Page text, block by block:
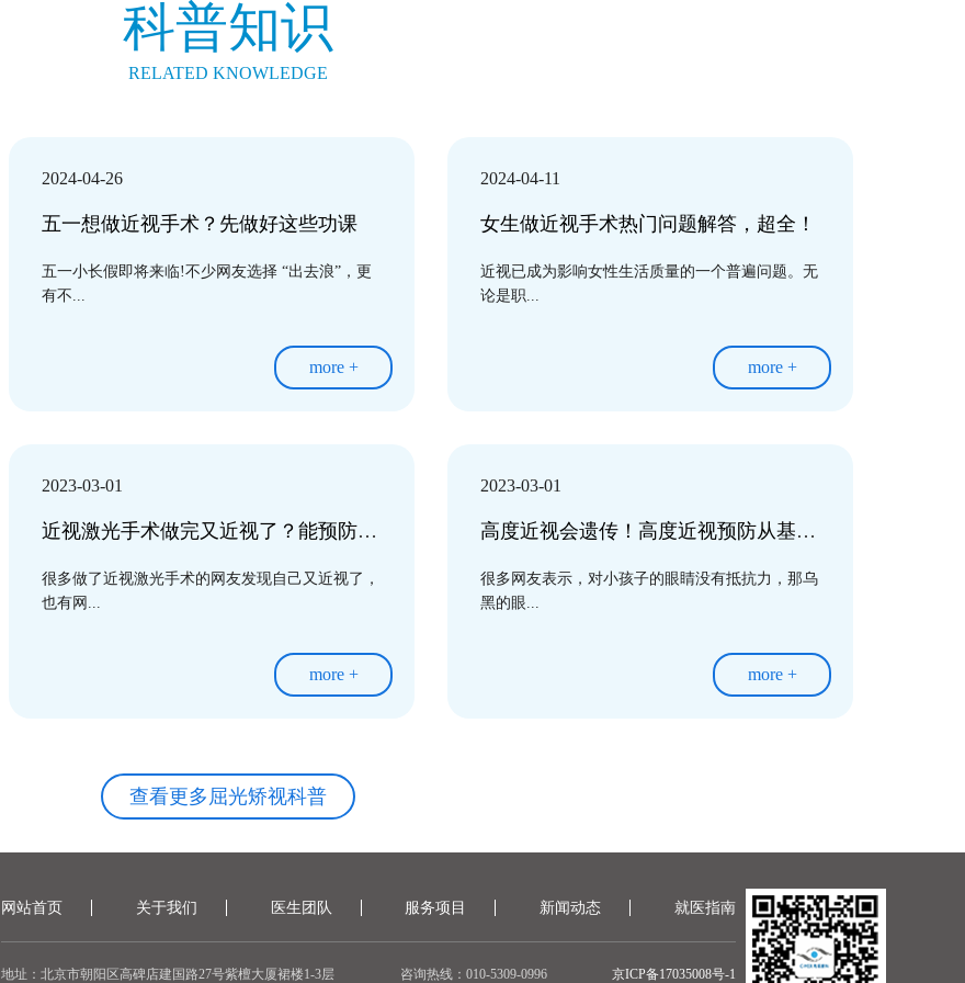
科普知识
RELATED KNOWLEDGE
2024-04-26
五一想做近视手术？先做好这些功课
五一小长假即将来临!不少网友选择 “出去浪”，更
有不...
more +
2024-04-11
女生做近视手术热门问题解答，超全！
近视已成为影响女性生活质量的一个普遍问题。无
论是职...
more +
2023-03-01
近视激光手术做完又近视了？能预防吗？还能做二次手术吗？
很多做了近视激光手术的网友发现自己又近视了，
也有网...
more +
2023-03-01
高度近视会遗传！高度近视预防从基因检测、定期查眼底做起!
很多网友表示，对小孩子的眼睛没有抵抗力，那乌
黑的眼...
more +
查看更多屈光矫视科普
网站首页 关于我们 医生团队 服务项目 新闻动态 就医指南
地址：北京市朝阳区高碑店建国路27号紫檀大厦裙楼1-3层 咨询热线：010-5309-0996 京ICP备17035008号-1